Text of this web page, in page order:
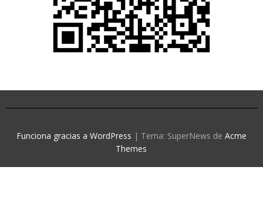
Funciona gracias a WordPress | Tema: SuperNews de Acme
Themes